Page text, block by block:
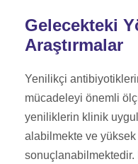
Gelecekteki
Araştırmalar
Yenilikçi
mücadeleyi önemli
yeniliklerin klinik
alabilmekte ve